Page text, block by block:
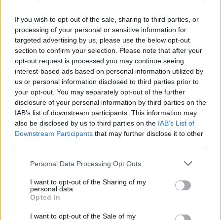
If you wish to opt-out of the sale, sharing to third parties, or
processing of your personal or sensitive information for
targeted advertising by us, please use the below opt-out
section to confirm your selection. Please note that after your
opt-out request is processed you may continue seeing
interest-based ads based on personal information utilized by
us or personal information disclosed to third parties prior to
your opt-out. You may separately opt-out of the further
disclosure of your personal information by third parties on the
IAB’s list of downstream participants. This information may
also be disclosed by us to third parties on the IAB’s List of
Downstream Participants that may further disclose it to other
Please note that this website/app uses one or more Google
not limited to your visit or usage behaviour. You may click to
grant or deny consent to Google and its third-party tags to
use your data for below specified purposes in below Google
consent section.
Personal Data Processing Opt Outs
I want to opt-out of the Sharing of my
personal data.
Opted In
I want to opt-out of the Sale of my
Λένα Σαμαρά: Σε κλίμα συγκίνησης το
ετήσιο μνημόσυνο για την κόρη του Αντώνη
Σαμαρά
07.08.2026